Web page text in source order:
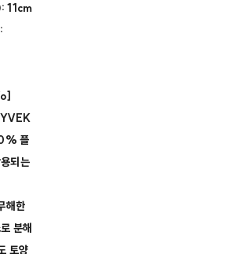
11cm
플
되는
해한
분해
토양